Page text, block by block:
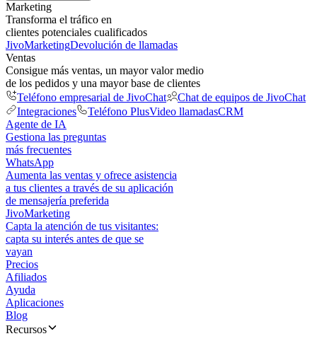
Marketing
Transforma el tráfico en
clientes potenciales cualificados
JivoMarketingDevolución de llamadas
Ventas
Consigue más ventas, un mayor valor medio
de los pedidos y una mayor base de clientes
Teléfono empresarial de JivoChat
Chat de equipos de JivoChat
Integraciones
Teléfono PlusVideo llamadasCRM
Agente de IA
Gestiona las preguntas
más frecuentes
WhatsApp
Aumenta las ventas y ofrece asistencia
a tus clientes a través de su aplicación
de mensajería preferida
JivoMarketing
Capta la atención de tus visitantes:
capta su interés antes de que se
vayan
Precios
Afiliados
Ayuda
Aplicaciones
Blog
Recursos